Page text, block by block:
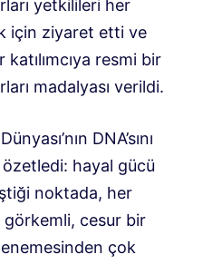
yetkilileri her
için ziyaret etti ve
resmi bir
madalyası verildi.
DNA’sını
hayal gücü
noktada, her
cesur bir
çok